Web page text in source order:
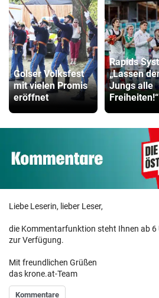
Golser Volksfest
mit vielen Promis
eröffnet
Rapids
„Lassen
Jungs alle
Freiheiten!“
Liebe Leserin, lieber Leser,
die Kommentarfunktion steht Ihnen ab 6
zur Verfügung.
Mit freundlichen Grüßen
das krone.at-Team